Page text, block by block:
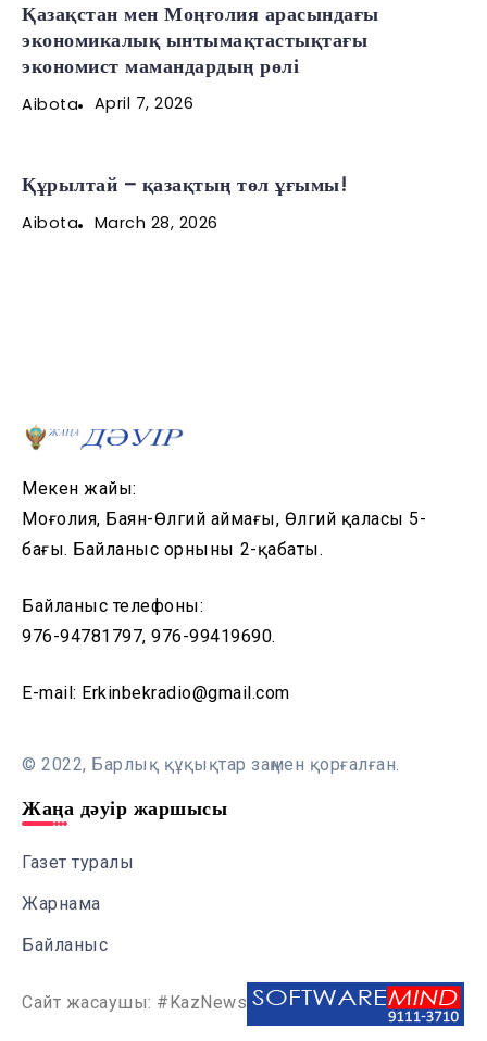
Қазақстан мен Моңғолия арасындағы
экономикалық ынтымақтастықтағы
экономист мамандардың рөлі
Aibota April 7, 2026
Құрылтай – қазақтың төл ұғымы!
Aibota March 28, 2026
Мекен жайы:
Моңғолия, Баян-Өлгий аймағы, Өлгий қаласы 5-
бағы. Байланыс орнының 2-қабаты.
Байланыс телефоны:
976-94781797, 976-99419690.
E-mail: Erkinbekradio@gmail.com
© 2022, Барлық құқықтар заңмен қорғалған.
Жаңа дәуір жаршысы
Газет туралы
Жарнама
Байланыс
Сайт жасаушы: #KazNews